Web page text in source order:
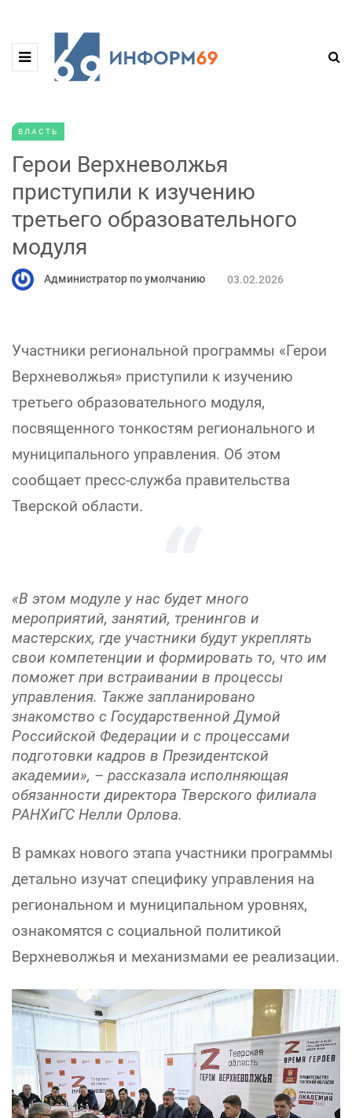
ВЛАСТЬ
Герои Верхневолжья
приступили к изучению
третьего образовательного
модуля
Администратор по умолчанию 03.02.2026
Участники региональной программы «Герои
Верхневолжья» приступили к изучению
третьего образовательного модуля,
посвященного тонкостям регионального и
муниципального управления. Об этом
сообщает пресс-служба правительства
Тверской области.
«В этом модуле у нас будет много
мероприятий, занятий, тренингов и
мастерских, где участники будут укреплять
свои компетенции и формировать то, что им
поможет при встраивании в процессы
управления. Также запланировано
знакомство с Государственной Думой
Российской Федерации и с процессами
подготовки кадров в Президентской
академии», – рассказала исполняющая
обязанности директора Тверского филиала
РАНХиГС Нелли Орлова.
В рамках нового этапа участники программы
детально изучат специфику управления на
региональном и муниципальном уровнях,
ознакомятся с социальной политикой
Верхневолжья и механизмами ее реализации.